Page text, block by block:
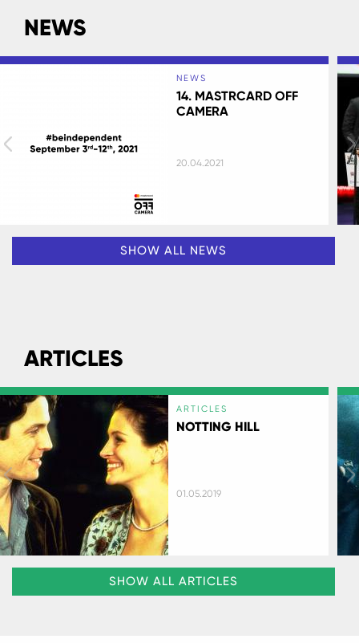
NEWS
NEWS
14. MASTRCARD OFF
CAMERA
20.04.2021
SHOW ALL NEWS
ARTICLES
ARTICLES
NOTTING HILL
01.05.2019
SHOW ALL ARTICLES